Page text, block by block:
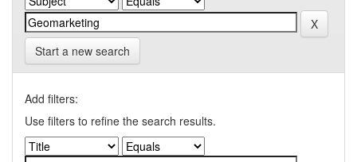
Start a new search
Add filters:
Use filters to refine the search results.